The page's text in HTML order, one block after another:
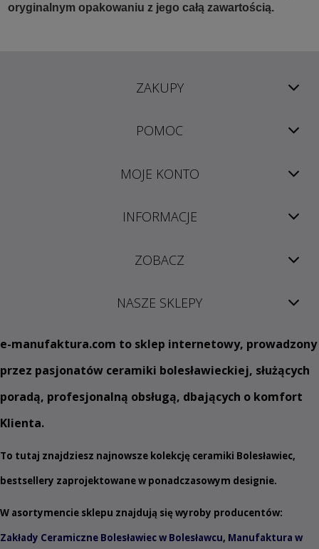
oryginalnym opakowaniu z jego całą zawartością.
ZAKUPY
POMOC
MOJE KONTO
INFORMACJE
ZOBACZ
NASZE SKLEPY
e-manufaktura.com to sklep internetowy, prowadzony
przez pasjonatów ceramiki bolesławieckiej, służących
poradą, profesjonalną obsługą, dbających o komfort
Klienta.
To tutaj znajdziesz najnowsze kolekcję ceramiki Bolesławiec,
bestsellery zaprojektowane w ponadczasowym designie.
W asortymencie sklepu znajdują się wyroby producentów:
Zakłady Ceramiczne Bolesławiec w Bolesławcu, Manufaktura w